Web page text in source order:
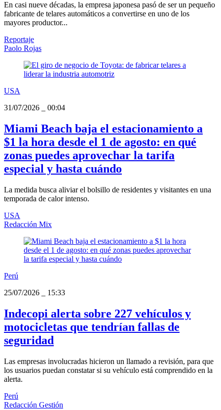
En casi nueve décadas, la empresa japonesa pasó de ser un pequeño
fabricante de telares automáticos a convertirse en uno de los
mayores productor...
Reportaje
Paolo Rojas
USA
31/07/2026
00:04
Miami Beach baja el estacionamiento a
$1 la hora desde el 1 de agosto: en qué
zonas puedes aprovechar la tarifa
especial y hasta cuándo
La medida busca aliviar el bolsillo de residentes y visitantes en una
temporada de calor intenso.
USA
Redacción Mix
Perú
25/07/2026
15:33
Indecopi alerta sobre 227 vehículos y
motocicletas que tendrían fallas de
seguridad
Las empresas involucradas hicieron un llamado a revisión, para que
los usuarios puedan constatar si su vehículo está comprendido en la
alerta.
Perú
Redacción Gestión